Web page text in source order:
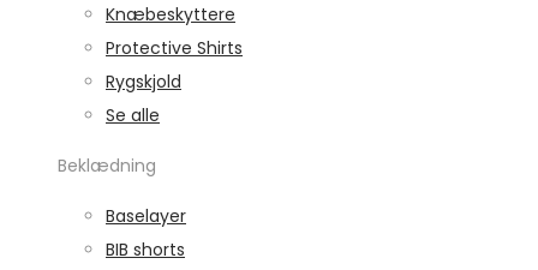
Knæbeskyttere
Protective Shirts
Rygskjold
Se alle
Beklædning
Baselayer
BIB shorts